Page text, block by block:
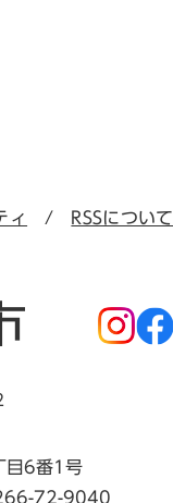
ィ RSSについて
目6番1号
72-9040